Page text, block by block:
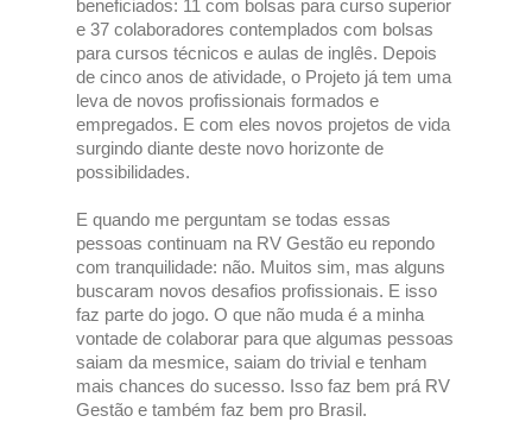
beneficiados: 11 com bolsas para curso superior
e 37 colaboradores contemplados com bolsas
para cursos técnicos e aulas de inglês. Depois
de cinco anos de atividade, o Projeto já tem uma
leva de novos profissionais formados e
empregados. E com eles novos projetos de vida
surgindo diante deste novo horizonte de
possibilidades.
E quando me perguntam se todas essas
pessoas continuam na RV Gestão eu repondo
com tranquilidade: não. Muitos sim, mas alguns
buscaram novos desafios profissionais. E isso
faz parte do jogo. O que não muda é a minha
vontade de colaborar para que algumas pessoas
saiam da mesmice, saiam do trivial e tenham
mais chances do sucesso. Isso faz bem prá RV
Gestão e também faz bem pro Brasil.